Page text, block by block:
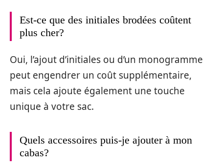
Est-ce que des initiales brodées coûtent
plus cher?
Oui, l’ajout d’initiales ou d’un monogramme
peut engendrer un coût supplémentaire,
mais cela ajoute également une touche
unique à votre sac.
Quels accessoires puis-je ajouter à mon
cabas?